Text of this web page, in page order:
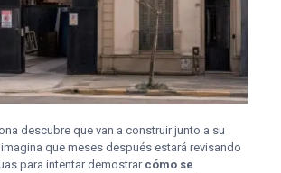
descubre que van a construir junto a su
que meses después estará revisando
para intentar demostrar cómo se